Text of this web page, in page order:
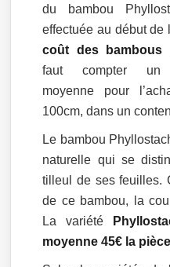
du bambou
effectuée au début de
coût des bambous
faut compter
moyenne pour
100cm, dans un
Le bambou
naturelle qui se
tilleul de ses feuilles.
de ce bambou, la
La variété
moyenne 45€ la pièce